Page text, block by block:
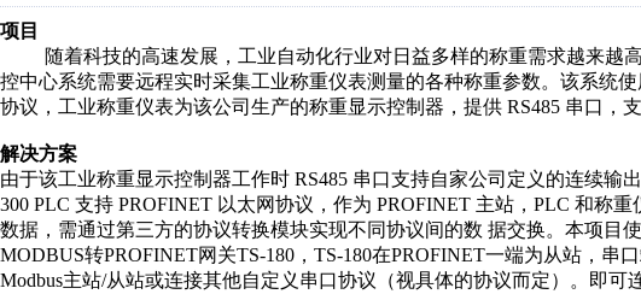
项目
随着科技的高速发展，工业自动化行业对日益多样的称重需求越来越
控中心系统需要远程实时采集工业称重仪表测量的各种称重参数。该系统
协议，工业称重仪表为该公司生产的称重显示控制器，提供 RS485 串口，
解决方案
由于该工业称重显示控制器工作时 RS485 串口支持自家公司定义的连续输
300 PLC 支持 PROFINET 以太网协议，作为 PROFINET 主站， PLC 和称重
数据，需通过第三方的协议转换模块实现不同协议间的数 据交换。本项目
MODBUS转PROFINET网关TS-180 ， TS-180在PROFINET一端为从站，串
Modbus主站/从站或连接其他自定义串口协议（视具体的协议而定）。即可